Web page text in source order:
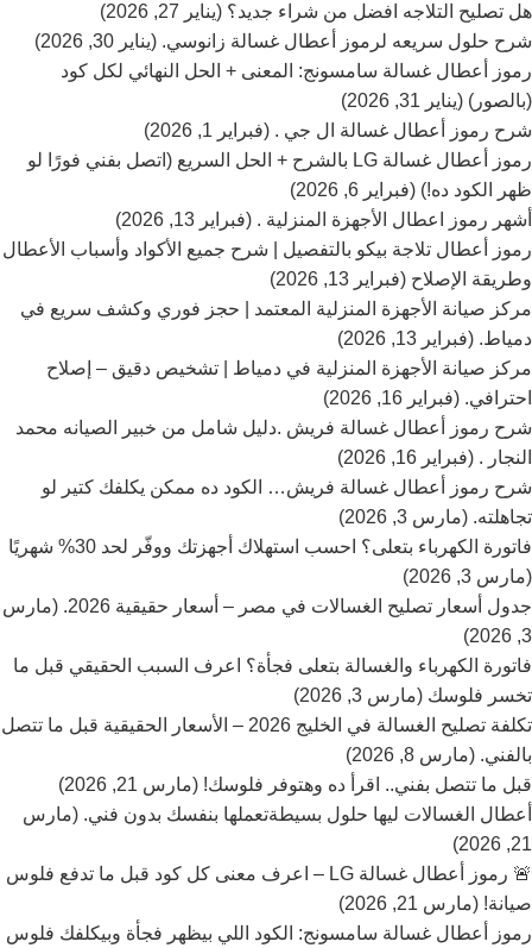
هل تصليح التلاجه افضل من شراء جديد؟ (يناير 27, 2026)
شرح حلول سريعه لرموز أعطال غسالة زانوسي. (يناير 30, 2026)
رموز أعطال غسالة سامسونج: المعنى + الحل النهائي لكل كود
(بالصور) (يناير 31, 2026)
شرح رموز أعطال غسالة ال جي . (فبراير 1, 2026)
رموز أعطال غسالة LG بالشرح + الحل السريع (اتصل بفني فورًا لو
ظهر الكود ده!) (فبراير 6, 2026)
أشهر رموز اعطال الأجهزة المنزلية . (فبراير 13, 2026)
رموز أعطال تلاجة بيكو بالتفصيل | شرح جميع الأكواد وأسباب الأعطال
وطريقة الإصلاح (فبراير 13, 2026)
مركز صيانة الأجهزة المنزلية المعتمد | حجز فوري وكشف سريع في
دمياط. (فبراير 13, 2026)
مركز صيانة الأجهزة المنزلية في دمياط | تشخيص دقيق – إصلاح
احترافي. (فبراير 16, 2026)
شرح رموز أعطال غسالة فريش .دليل شامل من خبير الصيانه محمد
النجار . (فبراير 16, 2026)
شرح رموز أعطال غسالة فريش… الكود ده ممكن يكلفك كتير لو
تجاهلته. (مارس 3, 2026)
فاتورة الكهرباء بتعلى؟ احسب استهلاك أجهزتك ووفّر لحد 30% شهريًا
(مارس 3, 2026)
جدول أسعار تصليح الغسالات في مصر – أسعار حقيقية 2026. (مارس
3, 2026)
فاتورة الكهرباء والغسالة بتعلى فجأة؟ اعرف السبب الحقيقي قبل ما
تخسر فلوسك (مارس 3, 2026)
تكلفة تصليح الغسالة في الخليج 2026 – الأسعار الحقيقية قبل ما تتصل
بالفني. (مارس 8, 2026)
قبل ما تتصل بفني.. اقرأ ده وهتوفر فلوسك! (مارس 21, 2026)
أعطال الغسالات ليها حلول بسيطةتعملها بنفسك بدون فني. (مارس
21, 2026)
🚨 رموز أعطال غسالة LG – اعرف معنى كل كود قبل ما تدفع فلوس
صيانة! (مارس 21, 2026)
رموز أعطال غسالة سامسونج: الكود اللي بيظهر فجأة وبيكلفك فلوس